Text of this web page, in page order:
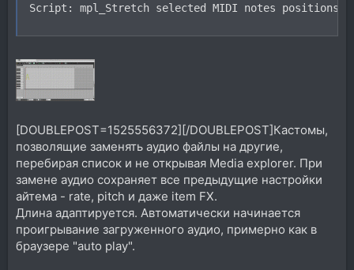
Script: mpl_Stretch selected MIDI notes positions
[DOUBLEPOST=1525556372][/DOUBLEPOST]Кастомы,
позволящие заменять аудио файлы на другие,
перебирая список и не открывая Media explorer. При
замене аудио сохраняет все предыдущие настройки
айтема - rate, pitch и даже item FX.
Длина адаптируется. Автоматически начинается
проигрывание загруженного аудио, примерно как в
браузере "auto play".